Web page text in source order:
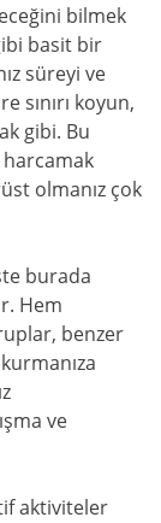
bilmek
basit bir
süreyi ve
sınırı koyun,
gibi. Bu
harcamak
olmanız çok
burada
Hem
benzer
ve
aktiviteler